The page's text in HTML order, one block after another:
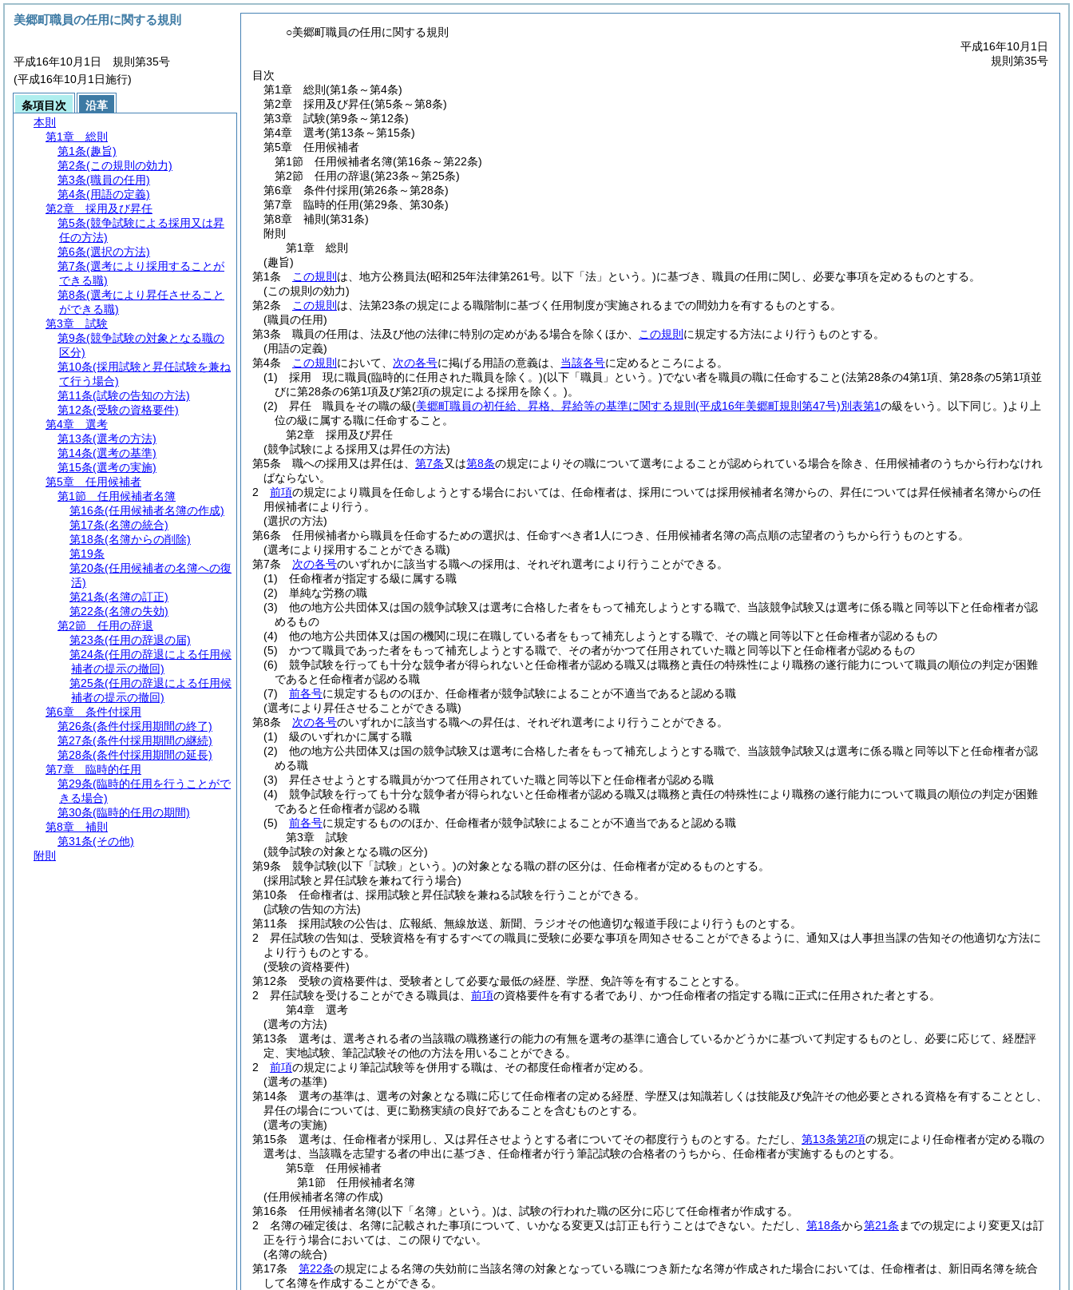
○美郷町職員の任用に関する規則
平成16年10月1日
規則第35号
目次
第1章
総則 (第1条～第4条)
第2章
採用及び昇任(第5条～第8条)
第3章
試験(第9条～第12条)
第4章
選考(第13条～第15条)
第5章
任用候補者
第1節
任用候補者名簿(第16条～第22条)
第2節
任用の辞退(第23条～第25条)
第6章
条件付採用(第26条～第28条)
第7章
臨時的任用(第29条、第30条)
第8章
補則 (第31条)
附則
第1章
総則
(趣旨)
第1条
この規則 は、地方公務員法(昭和25年法律第261号。以下「法」という。)に基づき、職員の任用に関し、必要な事項を定めるものとする。
(この規則の効力)
第2条
この規則 は、法第23条の規定による職階制に基づく任用制度が実施されるまでの間効力を有するものとする。
(職員の任用)
第3条
職員の任用は、法及び他の法律に特別の定めがある場合を除くほか、 この規則 に規定する方法により行うものとする。
(用語の定義)
第4条
この規則 において、 次の各号に掲げる用語の意義は、 当該各号に定めるところによる。
(1)
採用 現に職員(臨時的に任用された職員を除く。)(以下「職員」という。)でない者を職員の職に任命すること(法第28条の4第1項、第28条の5第1項並
びに第28条の6第1項及び第2項の規定による採用を除く。)。
(2)
昇任 職員をその職の級(美郷町職員の初任給、昇格、昇給等の基準に関する規則 (平成16年美郷町規則第47号)別表第1の級をいう。以下同じ。)より上
位の級に属する職に任命すること。
第2章
採用及び昇任
(競争試験による採用又は昇任の方法)
第5条
職への採用又は昇任は、 第7条又は第8条の規定によりその職について選考によることが認められている場合を除き、任用候補者のうちから行わなけれ
ばならない。
2
前項の規定により職員を任命しようとする場合においては、任命権者は、採用については採用候補者名簿からの、昇任については昇任候補者名簿からの任
用候補者により行う。
(選択の方法)
第6条
任用候補者から職員を任命するための選択は、任命すべき者1人につき、任用候補者名簿の高点順の志望者のうちから行うものとする。
(選考により採用することができる職)
第7条
次の各号のいずれかに該当する職への採用は、それぞれ選考により行うことができる。
(1)
任命権者が指定する級に属する職
(2)
単純な労務の職
(3)
他の地方公共団体又は国の競争試験又は選考に合格した者をもって補充しようとする職で、当該競争試験又は選考に係る職と同等以下と任命権者が認
めるもの
(4)
他の地方公共団体又は国の機関に現に在職している者をもって補充しようとする職で、その職と同等以下と任命権者が認めるもの
(5)
かつて職員であった者をもって補充しようとする職で、その者がかつて任用されていた職と同等以下と任命権者が認めるもの
(6)
競争試験を行っても十分な競争者が得られないと任命権者が認める職又は職務と責任の特殊性により職務の遂行能力について職員の順位の判定が困難
であると任命権者が認める職
(7)
前各号に規定するもののほか、任命権者が競争試験によることが不適当であると認める職
(選考により昇任させることができる職)
第8条
次の各号のいずれかに該当する職への昇任は、それぞれ選考により行うことができる。
(1)
級のいずれかに属する職
(2)
他の地方公共団体又は国の競争試験又は選考に合格した者をもって補充しようとする職で、当該競争試験又は選考に係る職と同等以下と任命権者が認
める職
(3)
昇任させようとする職員がかつて任用されていた職と同等以下と任命権者が認める職
(4)
競争試験を行っても十分な競争者が得られないと任命権者が認める職又は職務と責任の特殊性により職務の遂行能力について職員の順位の判定が困難
であると任命権者が認める職
(5)
前各号に規定するもののほか、任命権者が競争試験によることが不適当であると認める職
第3章
試験
(競争試験の対象となる職の区分)
第9条
競争試験(以下「試験」という。)の対象となる職の群の区分は、任命権者が定めるものとする。
(採用試験と昇任試験を兼ねて行う場合)
第10条
任命権者は、採用試験と昇任試験を兼ねる試験を行うことができる。
(試験の告知の方法)
第11条
採用試験の公告は、広報紙、無線放送、新聞、ラジオその他適切な報道手段により行うものとする。
2
昇任試験の告知は、受験資格を有するすべての職員に受験に必要な事項を周知させることができるように、通知又は人事担当課の告知その他適切な方法に
より行うものとする。
(受験の資格要件)
第12条
受験の資格要件は、受験者として必要な最低の経歴、学歴、免許等を有することとする。
2
昇任試験を受けることができる職員は、 前項の資格要件を有する者であり、かつ任命権者の指定する職に正式に任用された者とする。
第4章
選考
(選考の方法)
第13条
選考は、選考される者の当該職の職務遂行の能力の有無を選考の基準に適合しているかどうかに基づいて判定するものとし、必要に応じて、経歴評
定、実地試験、筆記試験その他の方法を用いることができる。
2
前項の規定により筆記試験等を併用する職は、その都度任命権者が定める。
(選考の基準)
第14条
選考の基準は、選考の対象となる職に応じて任命権者の定める経歴、学歴又は知識若しくは技能及び免許その他必要とされる資格を有することとし、
昇任の場合については、更に勤務実績の良好であることを含むものとする。
(選考の実施)
第15条
選考は、任命権者が採用し、又は昇任させようとする者についてその都度行うものとする。 ただし、 第13条第2項の規定により任命権者が定める職の
選考は、当該職を志望する者の申出に基づき、任命権者が行う筆記試験の合格者のうちから、任命権者が実施するものとする。
第5章
任用候補者
第1節
任用候補者名簿
(任用候補者名簿の作成)
第16条
任用候補者名簿(以下「名簿」という。)は、試験の行われた職の区分に応じて任命権者が作成する。
2
名簿の確定後は、名簿に記載された事項について、いかなる変更又は訂正も行うことはできない。 ただし、 第18条から第21条 までの規定により変更又は訂
正を行う場合においては、この限りでない。
(名簿の統合)
第17条
第22条の規定による名簿の失効前に当該名簿の対象となっている職につき新たな名簿が作成された場合においては、任命権者は、新旧両名簿を統合
して名簿を作成することができる。
美郷町職員の任用に関する規則
平成16年10月1日 規則第35号
(平成16年10月1日施行)
条項目次
沿革
本則
第1章
総則
第1条(趣旨)
第2条(この規則の効力)
第3条(職員の任用)
第4条(用語の定義)
第2章
採用及び昇任
第5条(競争試験による採用又は昇
任の方法)
第6条(選択の方法)
第7条(選考により採用することが
できる職)
第8条(選考により昇任させること
ができる職)
第3章
試験
第9条(競争試験の対象となる職の
区分)
第10条(採用試験と昇任試験を兼ね
て行う場合)
第11条(試験の告知の方法)
第12条(受験の資格要件)
第4章
選考
第13条(選考の方法)
第14条(選考の基準)
第15条(選考の実施)
第5章
任用候補者
第1節
任用候補者名簿
第16条(任用候補者名簿の作成)
第17条(名簿の統合)
第18条(名簿からの削除)
第19条
第20条(任用候補者の名簿への復
活)
第21条(名簿の訂正)
第22条(名簿の失効)
第2節
任用の辞退
第23条(任用の辞退の届)
第24条(任用の辞退による任用候
補者の提示の撤回)
第25条(任用の辞退による任用候
補者の提示の撤回)
第6章
条件付採用
第26条(条件付採用期間の終了)
第27条(条件付採用期間の継続)
第28条(条件付採用期間の延長)
第7章
臨時的任用
第29条(臨時的任用を行うことがで
きる場合)
第30条(臨時的任用の期間)
第8章
補則
第31条(その他)
附則